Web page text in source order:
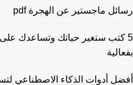
رسائل ماجستير عن الهجرة pdf
5 كتب ستغير حياتك وتساعدك على
بفعالية
أفضل أدوات الذكاء الاصطناعي